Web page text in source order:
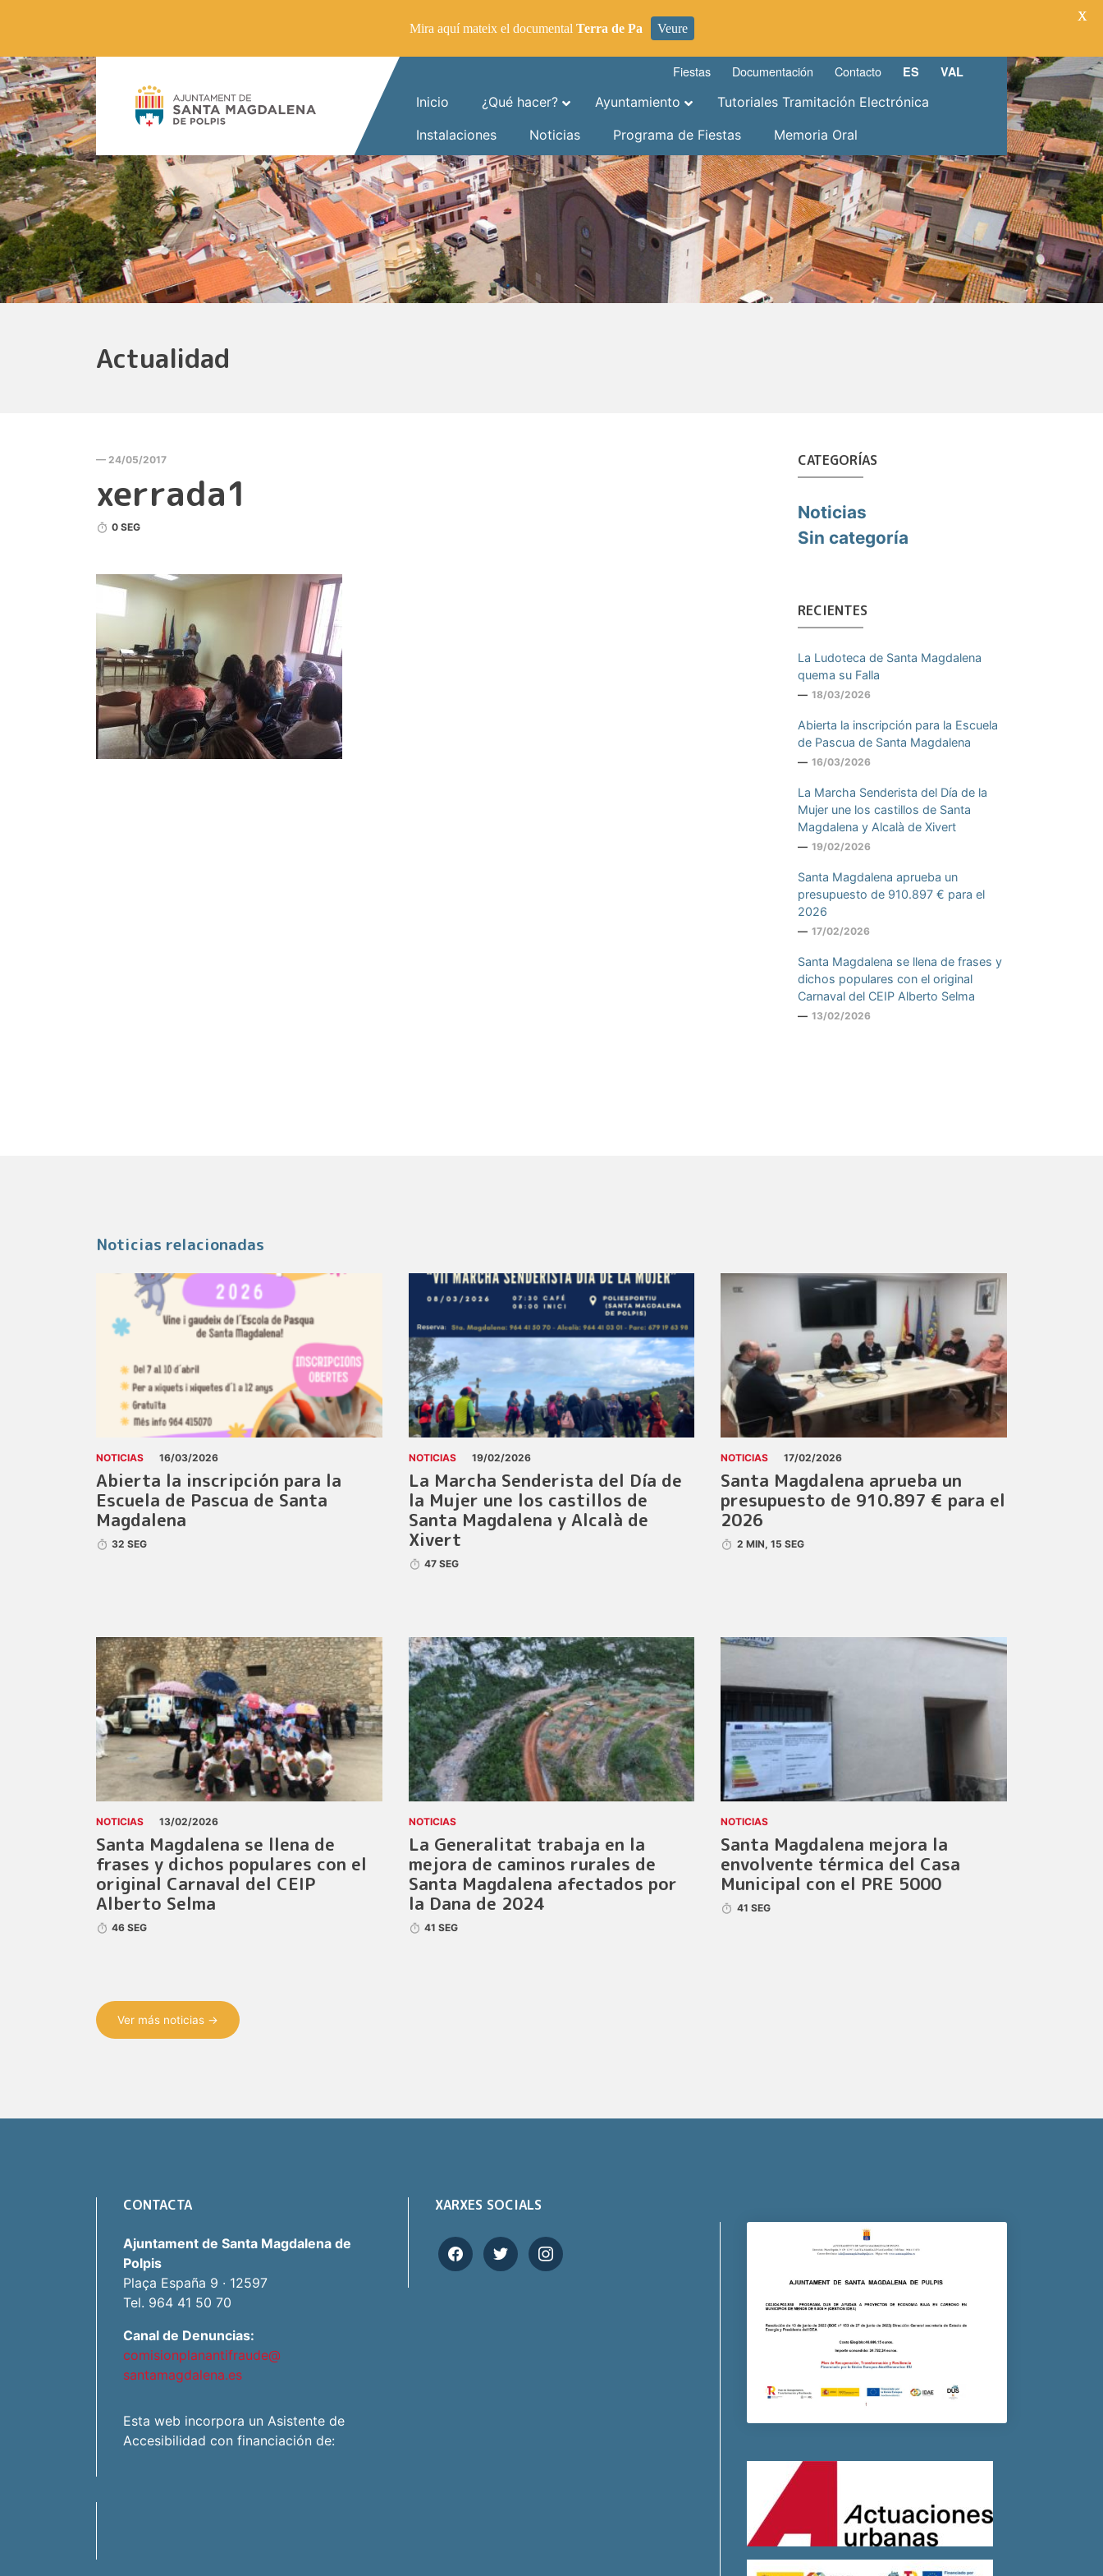
Fiestas Documentación Contacto ES
VAL
Inicio
¿Qué hacer? Ayuntamiento
Tutoriales Tramitación Electrónica
Instalaciones
Noticias Programa de Fiestas Memoria Oral
Actualidad
— 24/05/2017
xerrada1
0 SEG
CATEGORÍAS
Noticias
Sin categoría
RECIENTES
La Ludoteca de Santa Magdalena
quema su Falla
18/03/2026
Abierta la inscripción para la Escuela
de Pascua de Santa Magdalena
16/03/2026
La Marcha Senderista del Día de la
Mujer une los castillos de Santa
Magdalena y Alcalà de Xivert
19/02/2026
Santa Magdalena aprueba un
presupuesto de 910.897 € para el
2026
17/02/2026
Santa Magdalena se llena de frases y
dichos populares con el original
Carnaval del CEIP Alberto Selma
13/02/2026
Noticias relacionadas
NOTICIAS 16/03/2026
Abierta la inscripción para la
Escuela de Pascua de Santa
Magdalena
32 SEG
NOTICIAS 19/02/2026
La Marcha Senderista del Día de
la Mujer une los castillos de
Santa Magdalena y Alcalà de
Xivert
47 SEG
NOTICIAS 17/02/2026
Santa Magdalena aprueba un
presupuesto de 910.897 € para el
2026
2 MIN, 15 SEG
NOTICIAS 13/02/2026
Santa Magdalena se llena de
frases y dichos populares con el
original Carnaval del CEIP
Alberto Selma
46 SEG
NOTICIAS
La Generalitat trabaja en la
mejora de caminos rurales de
Santa Magdalena afectados por
la Dana de 2024
41 SEG
NOTICIAS
Santa Magdalena mejora la
envolvente térmica del Casa
Municipal con el PRE 5000
41 SEG
Ver más noticias →
CONTACTA
Ajuntament de Santa Magdalena de
Polpis
Plaça España 9 · 12597
Tel. 964 41 50 70
Canal de Denuncias:
comisionplanantifraude@
santamagdalena.es
Esta web incorpora un Asistente de
Accesibilidad con financiación de:
XARXES SOCIALS
facebooktwitter instagram
Mira aquí mateix el documental Terra de Pa Veure
X